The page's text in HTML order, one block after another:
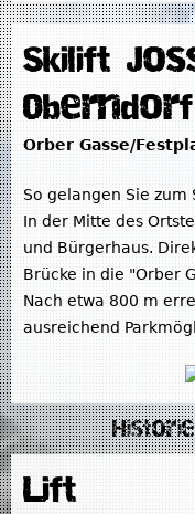
Skilift
Oberndorf
Orber Gasse/
So gelangen Sie
In der Mitte des
und Bürgerhaus.
Brücke in die "Orber
Nach etwa 800 m
ausreichend
Historie
Lift